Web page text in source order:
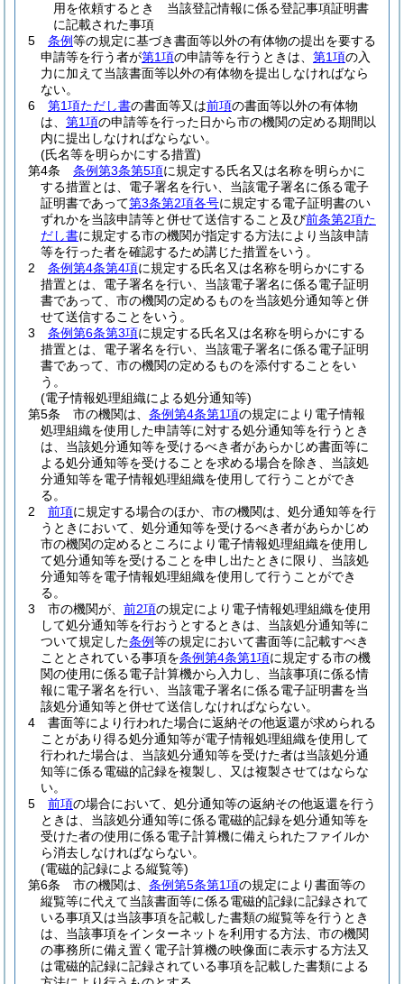
用を依頼するとき 当該登記情報に係る登記事項証明書
に記載された事項
5
条例等の規定に基づき書面等以外の有体物の提出を要する
申請等を行う者が第1項の申請等を行うときは、 第1項の入
力に加えて当該書面等以外の有体物を提出しなければなら
ない。
6
第1項ただし書の書面等又は前項の書面等以外の有体物
は、 第1項の申請等を行った日から市の機関の定める期間以
内に提出しなければならない。
(氏名等を明らかにする措置)
第4条
条例第3条第5項に規定する氏名又は名称を明らかに
する措置とは、電子署名を行い、当該電子署名に係る電子
証明書であって第3条第2項各号に規定する電子証明書のい
ずれかを当該申請等と併せて送信すること及び前条第2項た
だし書に規定する市の機関が指定する方法により当該申請
等を行った者を確認するため講じた措置をいう。
2
条例第4条第4項に規定する氏名又は名称を明らかにする
措置とは、電子署名を行い、当該電子署名に係る電子証明
書であって、市の機関の定めるものを当該処分通知等と併
せて送信することをいう。
3
条例第6条第3項に規定する氏名又は名称を明らかにする
措置とは、電子署名を行い、当該電子署名に係る電子証明
書であって、市の機関の定めるものを添付することをい
う。
(電子情報処理組織による処分通知等)
第5条
市の機関は、 条例第4条第1項の規定により電子情報
処理組織を使用した申請等に対する処分通知等を行うとき
は、当該処分通知等を受けるべき者があらかじめ書面等に
よる処分通知等を受けることを求める場合を除き、当該処
分通知等を電子情報処理組織を使用して行うことができ
る。
2
前項に規定する場合のほか、市の機関は、処分通知等を行
うときにおいて、処分通知等を受けるべき者があらかじめ
市の機関の定めるところにより電子情報処理組織を使用し
て処分通知等を受けることを申し出たときに限り、当該処
分通知等を電子情報処理組織を使用して行うことができ
る。
3
市の機関が、 前2項の規定により電子情報処理組織を使用
して処分通知等を行おうとするときは、当該処分通知等に
ついて規定した条例等の規定において書面等に記載すべき
こととされている事項を条例第4条第1項に規定する市の機
関の使用に係る電子計算機から入力し、当該事項に係る情
報に電子署名を行い、当該電子署名に係る電子証明書を当
該処分通知等と併せて送信しなければならない。
4
書面等により行われた場合に返納その他返還が求められる
ことがあり得る処分通知等が電子情報処理組織を使用して
行われた場合は、当該処分通知等を受けた者は当該処分通
知等に係る電磁的記録を複製し、又は複製させてはならな
い。
5
前項の場合において、処分通知等の返納その他返還を行う
ときは、当該処分通知等に係る電磁的記録を処分通知等を
受けた者の使用に係る電子計算機に備えられたファイルか
ら消去しなければならない。
(電磁的記録による縦覧等)
第6条
市の機関は、 条例第5条第1項の規定により書面等の
縦覧等に代えて当該書面等に係る電磁的記録に記録されて
いる事項又は当該事項を記載した書類の縦覧等を行うとき
は、当該事項をインターネットを利用する方法、市の機関
の事務所に備え置く電子計算機の映像面に表示する方法又
は電磁的記録に記録されている事項を記載した書類による